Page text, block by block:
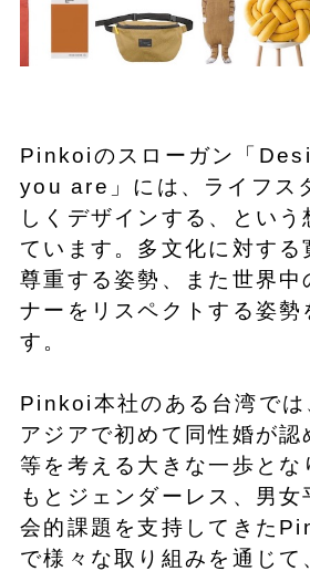
Pinkoiのスローガン「
you are」には、ライフス
しくデザインする、とい
ています。多文化に対する
尊重する姿勢、また世界中
ナーをリスペクトする姿勢
す。
Pinkoi本社のある台湾で
アジアで初めて同性婚が認
等を考える大きな一歩とな
もとジェンダーレス、男女
会的課題を支持してきた
で様々な取り組みを通じて